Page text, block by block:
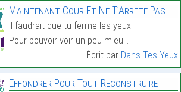
Maintenant Cour Et Ne T’Arrete Pas
Il faudrait que tu ferme les yeux
Pour pouvoir voir un peu mieu…
Écrit par Dans Tes Yeux
Effondrer Pour Tout Reconstruire